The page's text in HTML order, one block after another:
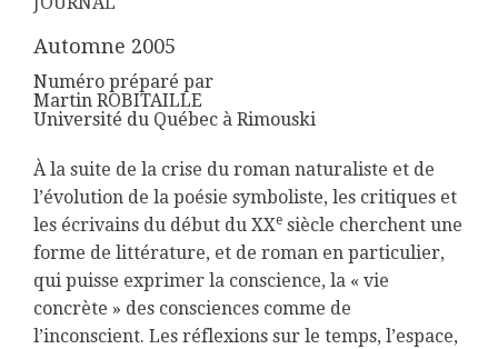
Automne 2005
Numéro préparé par
Martin ROBITAILLE
Université du Québec à Rimouski
Àla suite de la crise du roman naturaliste et de
l’évolution de la poésie symboliste, les critiques et
les écrivains du début du XXe siècle cherchent une
forme de littérature, et de roman en particulier,
qui puisse exprimer la conscience, la « vie
concrète » des consciences comme de
l’inconscient. Les réflexions sur le temps, l’espace,